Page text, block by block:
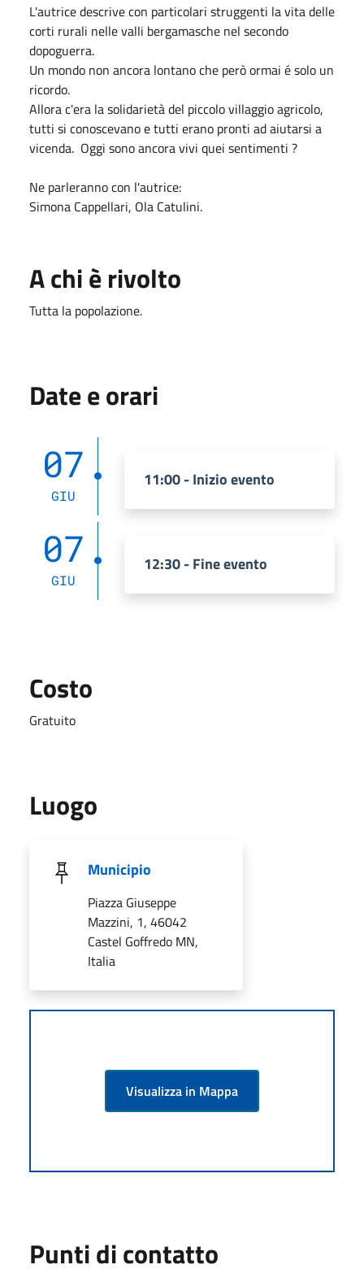
L'autrice descrive con particolari struggenti la vita delle
corti rurali nelle valli bergamasche nel secondo
dopoguerra.
Un mondo non ancora lontano che però ormai é solo un
ricordo.
Allora c'era la solidarietà del piccolo villaggio agricolo,
tutti si conoscevano e tutti erano pronti ad aiutarsi a
vicenda. Oggi sono ancora vivi quei sentimenti ?
Ne parleranno con l'autrice:
Simona Cappellari, Ola Catulini.
A chi è rivolto
Tutta la popolazione.
Date e orari
07
GIU
11:00 - Inizio evento
07
GIU
12:30 - Fine evento
Costo
Gratuito
Luogo
Municipio
Piazza Giuseppe
Mazzini, 1, 46042
Castel Goffredo MN,
Italia
Visualizza in Mappa
Punti di contatto